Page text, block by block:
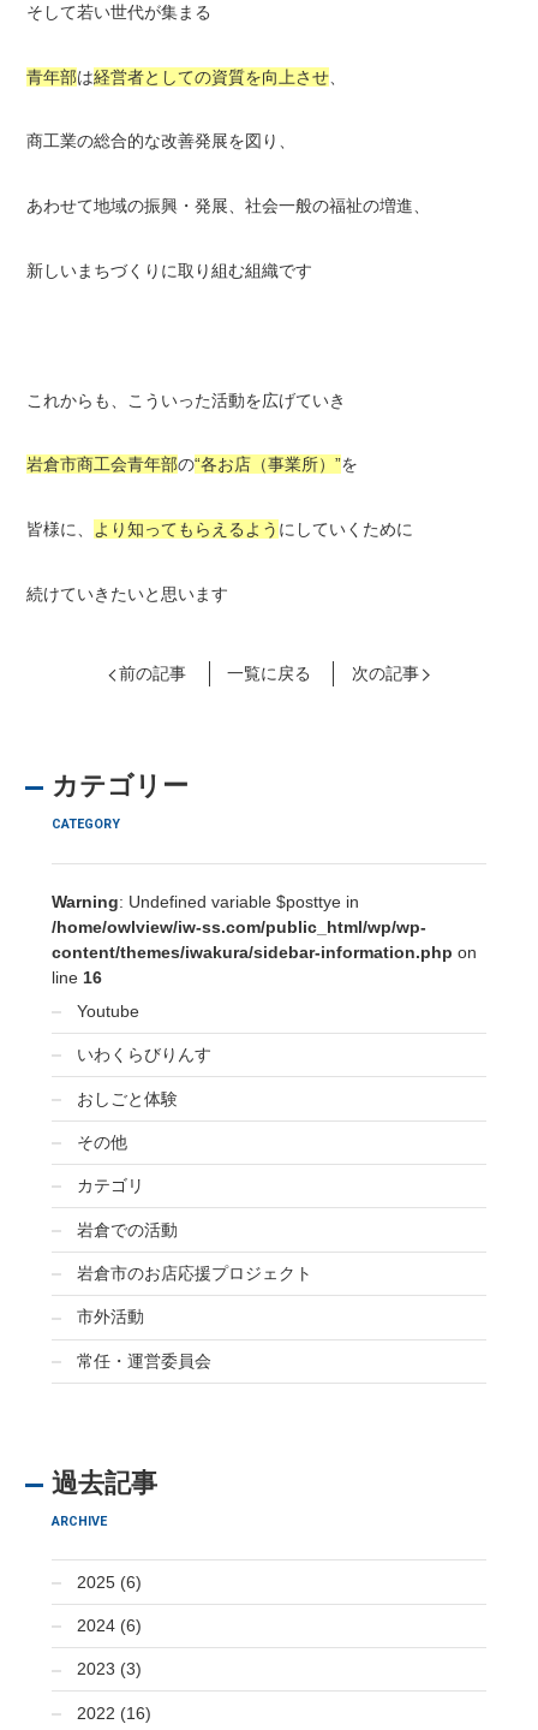
そして若い世代が集まる
青年部は経営者としての資質を向上させ
商工業の総合的な改善発展を図り、
あわせて地域の振興・発展、社会一般の福祉の増進、
新しいまちづくりに取り組む組織です
これからも、こういった活動を広げていき
岩倉市商工会青年部の“各お店（事業所）”を
皆様に、 より知ってもらえるよう にしていくために
続けていきたいと思います
前の記事 一覧に戻る 次の記事
カテゴリー
CATEGORY
Warning: Undefined variable $posttye in
/home/owlview/iw-ss.com/public_html/wp/wp-
content/themes/iwakura/sidebar-information.php on
line 16
Youtube
いわくらびりんす
おしごと体験
その他
カテゴリ
岩倉での活動
岩倉市のお店応援プロジェクト
市外活動
常任・運営委員会
過去記事
ARCHIVE
2025 (6)
2024 (6)
2023 (3)
2022 (16)